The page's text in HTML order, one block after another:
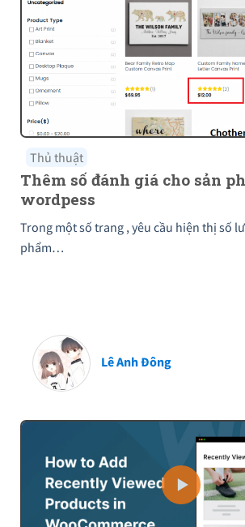
Thủ thuật
Thêm số đánh giá cho sản
wordpess
Trong một số trang , yêu cầu hiện thị số
phẩm…
Lê Anh Đông